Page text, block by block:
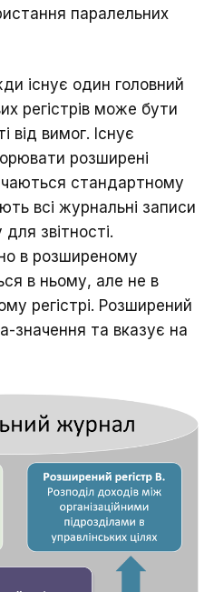
паралельних
існує один головний
регістрів може бути
від вимог. Існує
розширені
стандартному
всі журнальні записи
звітності.
в розширеному
в ньому, але не в
регістрі. Розширений
значення та вказує на